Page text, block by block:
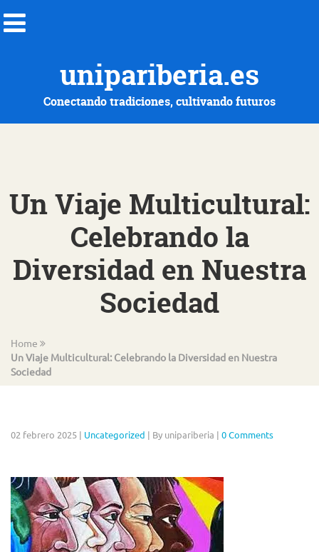
unipariberia.es
Conectando tradiciones, cultivando futuros
Un Viaje Multicultural:
Celebrando la
Diversidad en Nuestra
Sociedad
Home
Un Viaje Multicultural: Celebrando la Diversidad en Nuestra
Sociedad
02 febrero 2025 | Uncategorized | By unipariberia | 0 Comments